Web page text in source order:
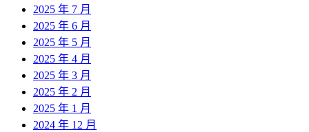
2025 年 7 月
2025 年 6 月
2025 年 5 月
2025 年 4 月
2025 年 3 月
2025 年 2 月
2025 年 1 月
2024 年 12 月